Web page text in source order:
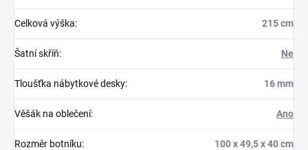
Celková výška: 215 cm
Šatní skříň: Ne
Tloušťka nábytkové desky: 16 mm
Věšák na oblečení: Ano
Rozměr botníku: 100 x 49,5 x 40 cm